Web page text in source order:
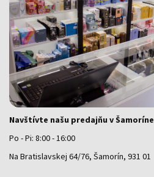
Navštívte našu predajňu v Šamoríne
Po - Pi: 8:00 - 16:00
Na Bratislavskej 64/76, Šamorín, 931 01